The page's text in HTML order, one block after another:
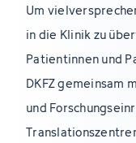
Um
in die Klinik zu
Patientinnen und
DKFZ gemeinsam
und